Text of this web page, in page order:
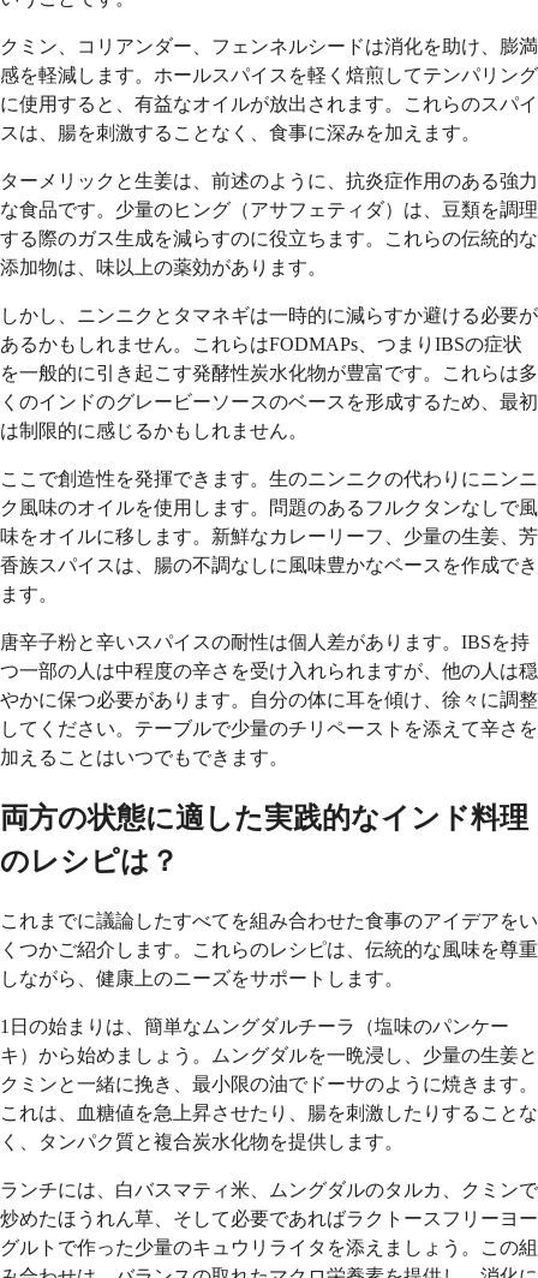
クミン、コリアンダー、フェンネルシードは消化を助け、膨満
感を軽減します。ホールスパイスを軽く焙煎してテンパリング
に使用すると、有益なオイルが放出されます。これらのスパイ
スは、腸を刺激することなく、食事に深みを加えます。
ターメリックと生姜は、前述のように、抗炎症作用のある強力
な食品です。少量のヒング（アサフェティダ）は、豆類を調理
する際のガス生成を減らすのに役立ちます。これらの伝統的な
添加物は、味以上の薬効があります。
しかし、ニンニクとタマネギは一時的に減らすか避ける必要が
あるかもしれません。これらはFODMAPs、つまりIBSの症状
を一般的に引き起こす発酵性炭水化物が豊富です。これらは多
くのインドのグレービーソースのベースを形成するため、最初
は制限的に感じるかもしれません。
ここで創造性を発揮できます。生のニンニクの代わりにニンニ
ク風味のオイルを使用します。問題のあるフルクタンなしで風
味をオイルに移します。新鮮なカレーリーフ、少量の生姜、芳
香族スパイスは、腸の不調なしに風味豊かなベースを作成でき
ます。
唐辛子粉と辛いスパイスの耐性は個人差があります。IBSを持
つ一部の人は中程度の辛さを受け入れられますが、他の人は穏
やかに保つ必要があります。自分の体に耳を傾け、徐々に調整
してください。テーブルで少量のチリペーストを添えて辛さを
加えることはいつでもできます。
両方の状態に適した実践的なインド料理
のレシピは？
これまでに議論したすべてを組み合わせた食事のアイデアをい
くつかご紹介します。これらのレシピは、伝統的な風味を尊重
しながら、健康上のニーズをサポートします。
1日の始まりは、簡単なムングダルチーラ（塩味のパンケー
キ）から始めましょう。ムングダルを一晩浸し、少量の生姜と
クミンと一緒に挽き、最小限の油でドーサのように焼きます。
これは、血糖値を急上昇させたり、腸を刺激したりすることな
く、タンパク質と複合炭水化物を提供します。
ランチには、白バスマティ米、ムングダルのタルカ、クミンで
炒めたほうれん草、そして必要であればラクトースフリーヨー
グルトで作った少量のキュウリライタを添えましょう。この組